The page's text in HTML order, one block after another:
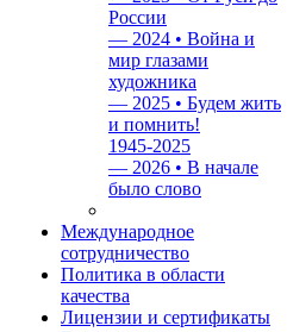
России
— 2024 • Война и
мир глазами
художника
— 2025 • Будем жить
и помнить!
1945-2025
— 2026 • В начале
было слово
Международное
сотрудничество
Политика в области
качества
Лицензии и сертификаты